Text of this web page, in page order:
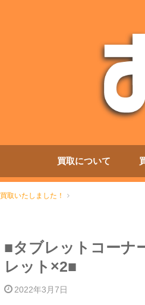
買取について
買取いたしました！
■タブレットコーナ
レット×2■
2022年3月7日